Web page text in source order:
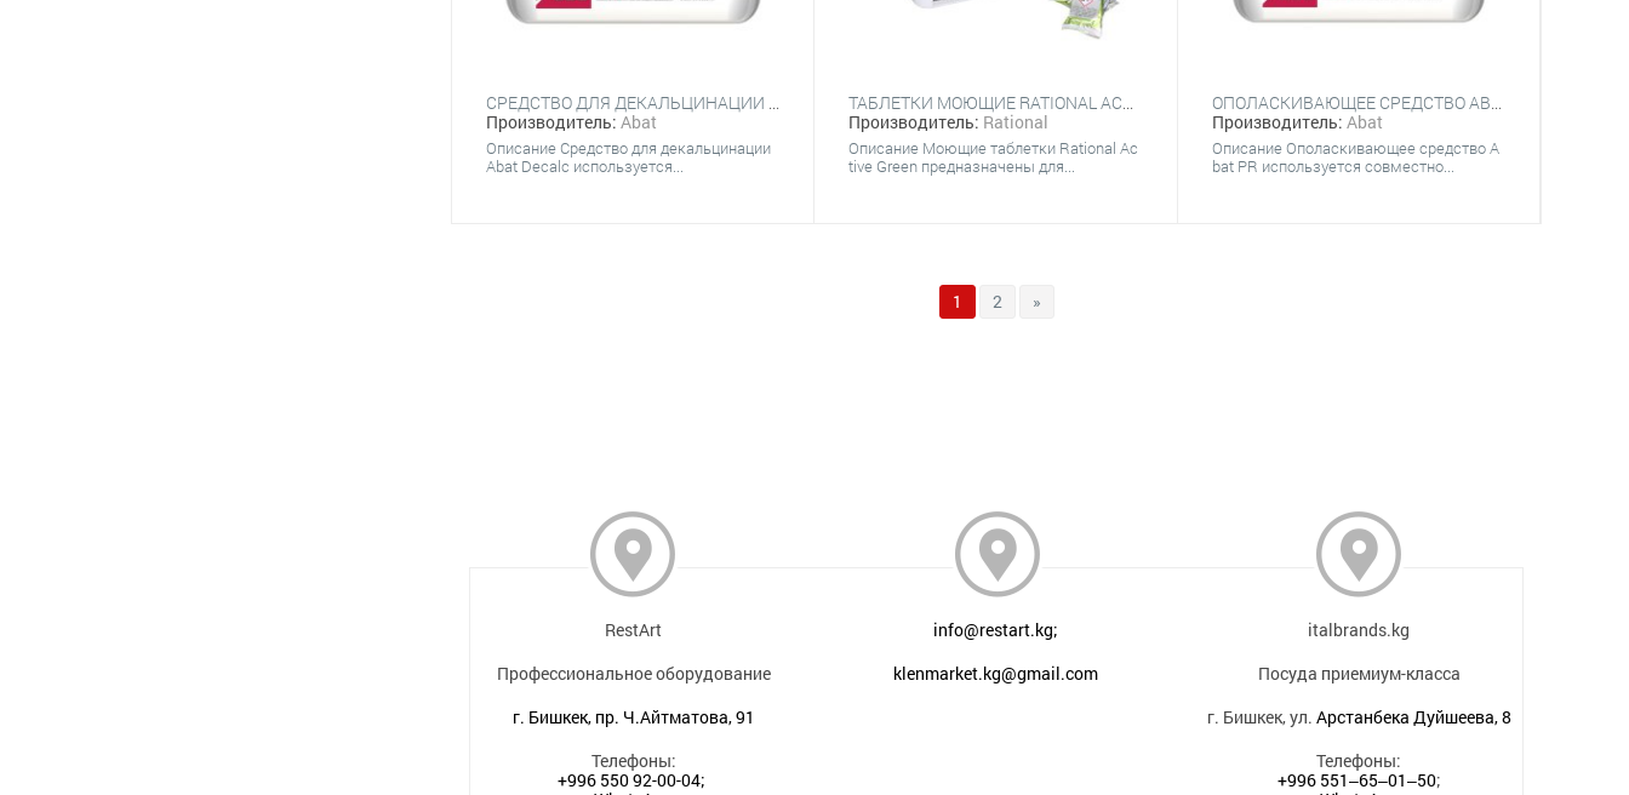
СРЕДСТВО ДЛЯ ДЕКАЛЬЦИНАЦИИ ABAT DECALC 5Л
Производитель: Abat
Описание Средство для декальцинации
Abat Decalc используется...
ТАБЛЕТКИ МОЮЩИЕ RATIONAL ACTIVE GREEN
Производитель: Rational
Описание Моющие таблетки Rational Ac
tive Green предназначены для...
ОПОЛАСКИВАЮЩЕЕ СРЕДСТВО ABAT PR 5Л
Производитель: Abat
Описание Ополаскивающее средство A
bat PR используется совместно...
1 2 »
RestArt
Профессиональное оборудование
г. Бишкек, пр. Ч.Айтматова, 91
Телефоны:
+996 550 92-00-04;
info@restart.kg;
klenmarket.kg@gmail.com
italbrands.kg
Посуда приемиум-класса
г. Бишкек, ул. Арстанбека Дуйшеева, 8
Телефоны:
+996 551‒65‒01‒50;